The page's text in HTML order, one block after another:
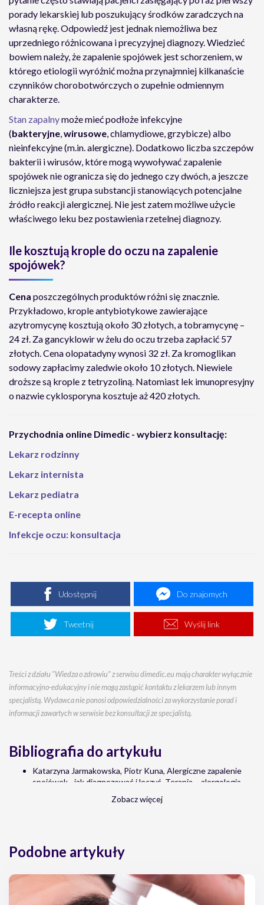
porady lekarskiej lub poszukujący środków zaradczych na
własną rękę. Odpowiedź jest jednak niemożliwa bez
uprzedniego różnicowana i precyzyjnej diagnozy. Wiedzieć
bowiem należy, że zapalenie spojówek jest schorzeniem, w
którego etiologii wyróżnić można przynajmniej kilkanaście
czynników chorobotwórczych o zupełnie odmiennym
charakterze.
Stan zapalnymoże mieć podłoże infekcyjne
(bakteryjne,wirusowe, chlamydiowe, grzybicze) albo
nieinfekcyjne (m.in. alergiczne). Dodatkowo liczba szczepów
bakterii i wirusów, które mogą wywoływać zapalenie
spojówek nie ogranicza się do jednego czy dwóch, a jeszcze
liczniejsza jest grupa substancji stanowiących potencjalne
źródło reakcji alergicznej. Nie jest zatem możliwe użycie
właściwego leku bez postawienia rzetelnej diagnozy.
Ile kosztują krople do oczu na zapalenie
spojówek?
Cena poszczególnych produktów różni się znacznie.
Przykładowo, krople antybiotykowe zawierające
azytromycynę kosztują około 30 złotych, a tobramycynę –
24 zł. Za gancyklowir w żelu do oczu trzeba zapłacić 57
złotych. Cena olopatadyny wynosi 32 zł. Za kromoglikan
sodowy zapłacimy zaledwie około 10 złotych. Niewiele
droższe są krople z tetryzoliną. Natomiast lek imunopresyjny
o nazwie cyklosporyna kosztuje aż 420 złotych.
Przychodnia online Dimedic - wybierz konsultację:
Lekarz rodzinny
Lekarz internista
Lekarz pediatra
E-recepta online
Infekcje oczu: konsultacja
Udostępnij Do znajomych
Tweetnij Wyślij link
Treści z działu "Wiedza o zdrowiu" z serwisu dimedic.eu mają charakter wyłącznie
informacyjno-edukacyjny i nie mogą zastąpić kontaktu z lekarzem lub innym
specjalistą. Wydawca nie ponosi odpowiedzialności za wykorzystanie porad i
informacji zawartych w serwisie bez konsultacji ze specjalistą.
Bibliografia do artykułu
Katarzyna Jarmakowska, Piotr Kuna, Alergiczne zapalenie
spojówek - jak diagnozować i leczyć, Terapia – alergologia,
Katarzyna Knakiewicz, Adenowirusowe zapalenie spojówek i
Agnieszka Kubicka-Trząska, Atopowe zapalenie rogówki i
spojówek, Okulistyka po Dyplomie, 2016 05
narządu wzroku, Postępy farmakoterapii, Tom 65 · nr 2 · 2009
Alina Bakunowicz-Łazarczyk, Beata Urban, Monika Oziębło-
Zobacz więcej
Podobne artykuły